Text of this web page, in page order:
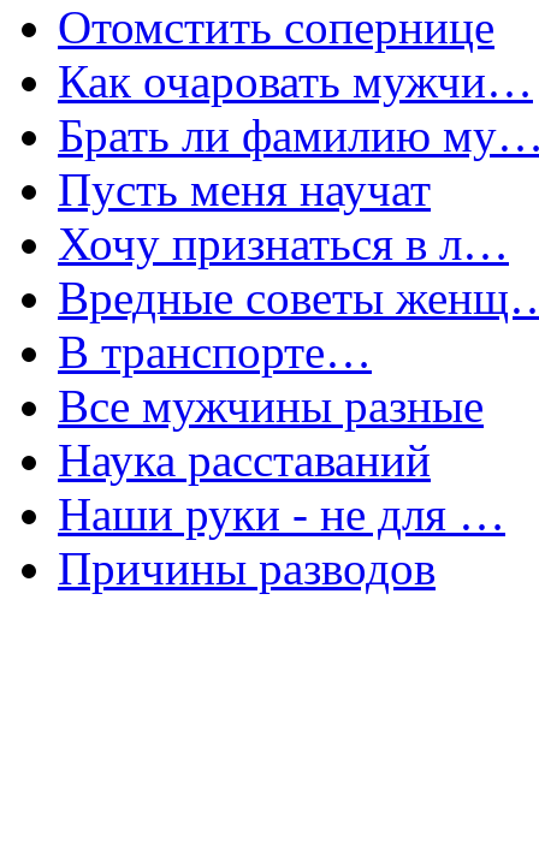
Отомстить сопернице
Как очаровать мужчи…
Брать ли фамилию
Пусть меня научат
Хочу признаться в л…
Вредные советы
В транспорте…
Все мужчины разные
Наука расставаний
Наши руки - не для …
Причины разводов